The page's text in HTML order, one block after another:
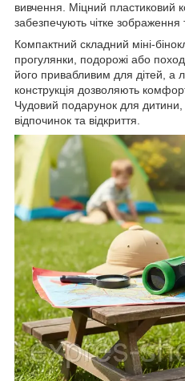
вивчення. Міцний пластиковий
забезпечують чітке зображення
Компактний складний міні-
прогулянки, подорожі або
його привабливим для дітей, а
конструкція дозволяють
Чудовий подарунок для
відпочинок та відкриття.